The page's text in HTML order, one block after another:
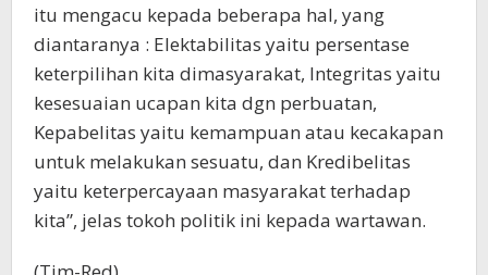
itu mengacu kepada beberapa hal, yang
diantaranya : Elektabilitas yaitu persentase
keterpilihan kita dimasyarakat, Integritas yaitu
kesesuaian ucapan kita dgn perbuatan,
Kepabelitas yaitu kemampuan atau kecakapan
untuk melakukan sesuatu, dan Kredibelitas
yaitu keterpercayaan masyarakat terhadap
kita”, jelas tokoh politik ini kepada wartawan.